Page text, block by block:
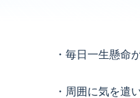
・毎日一生懸命
・周囲に気を遣